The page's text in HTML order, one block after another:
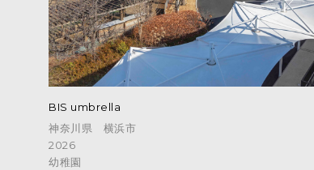
BIS umbrella
神奈川県 横浜市
2026
幼稚園